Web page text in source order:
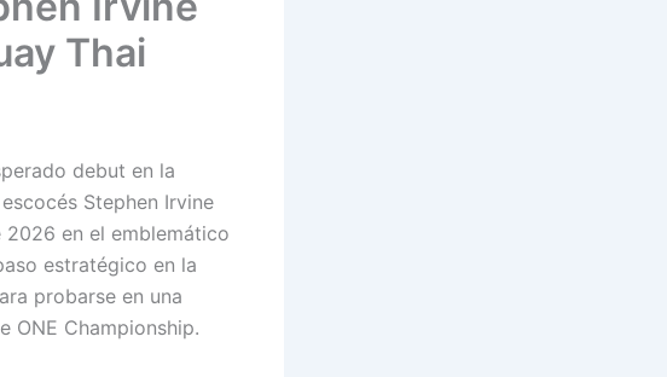
Thai
debut en la
Stephen Irvine
2026 en el emblemático
estratégico en la
probarse en una
ONE Championship.